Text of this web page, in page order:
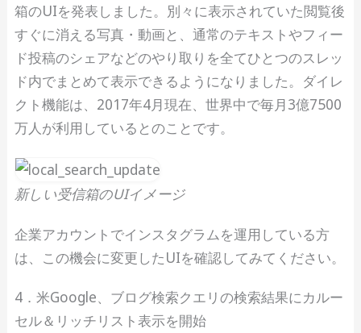
箱のUIを発表しました。別々に表示されていた閲覧後
すぐに消える写真・動画と、通常のテキストやフィー
ド投稿のシェアなどのやり取りを全てひとつのスレッ
ド内でまとめて表示できるようになりました。ダイレ
クト機能は、2017年4月現在、世界中で毎月3億7500
万人が利用しているとのことです。
新しい受信箱のUIイメージ
企業アカウントでインスタグラムを運用している方
は、この機会に変更したUIを確認してみてください。
4．米Google、ブログ検索クエリの検索結果にカルー
セル＆リッチリスト表示を開始